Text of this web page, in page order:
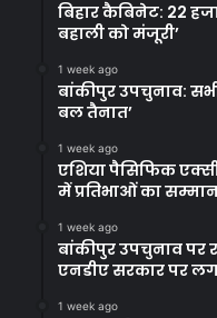
बिहार कैबिनेट: 22
बहाली को मंजूरी’
1 week ago
बांकीपुर उपचुनाव:
बल तैनात’
1 week ago
एशिया पैसिफिक
में प्रतिभाओं का
1 week ago
बांकीपुर उपचुनाव पर
एनडीए सरकार पर
1 week ago